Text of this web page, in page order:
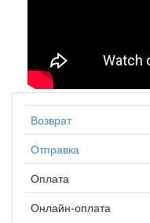
Возврат
Отправка
Оплата
Онлайн-оплата